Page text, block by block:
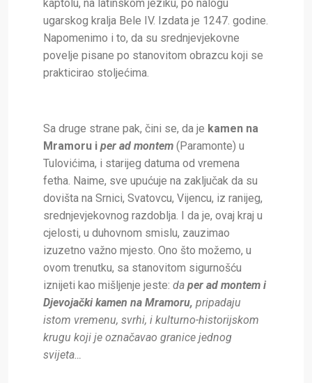
kaptolu, na latinskom jeziku, po nalogu
ugarskog kralja Bele IV. Izdata je 1247. godine.
Napomenimo i to, da su srednjevjekovne
povelje pisane po stanovitom obrazcu koji se
prakticirao stoljećima.
Sa druge strane pak, čini se, da je kamen na
Mramoru i per ad montem (Paramonte) u
Tulovićima, i starijeg datuma od vremena
fetha. Naime, sve upućuje na zaključak da su
dovišta na Srnici, Svatovcu, Vijencu, iz ranijeg,
srednjevjekovnog razdoblja. I da je, ovaj kraj u
cjelosti, u duhovnom smislu, zauzimao
izuzetno važno mjesto. Ono što možemo, u
ovom trenutku, sa stanovitom sigurnošću
iznijeti kao mišljenje jeste: da per ad montem i
Djevojački kamen na Mramoru, pripadaju
istom vremenu, svrhi, i kulturno-historijskom
krugu koji je označavao granice jednog
svijeta…